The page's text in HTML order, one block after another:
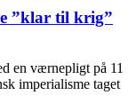
”klar til krig”
en værnepligt på 11
imperialisme taget